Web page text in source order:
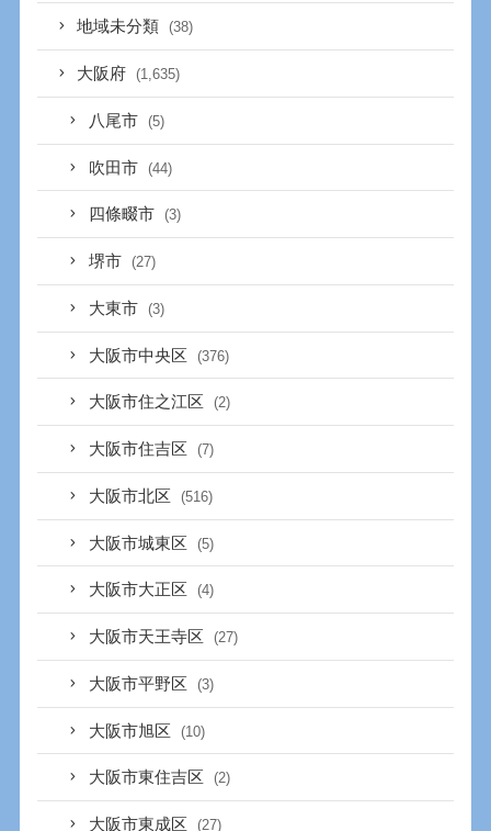
地域未分類 (38)
大阪府 (1,635)
八尾市 (5)
吹田市 (44)
四條畷市 (3)
堺市 (27)
大東市 (3)
大阪市中央区 (376)
大阪市住之江区 (2)
大阪市住吉区 (7)
大阪市北区 (516)
大阪市城東区 (5)
大阪市大正区 (4)
大阪市天王寺区 (27)
大阪市平野区 (3)
大阪市旭区 (10)
大阪市東住吉区 (2)
大阪市東成区 (27)